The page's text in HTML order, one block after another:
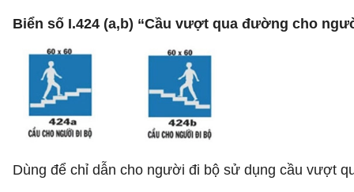
Biển số I.424 (a,b) “Cầu vượt qua đường cho
Dùng để chỉ dẫn cho người đi bộ sử dụng cầu vượt